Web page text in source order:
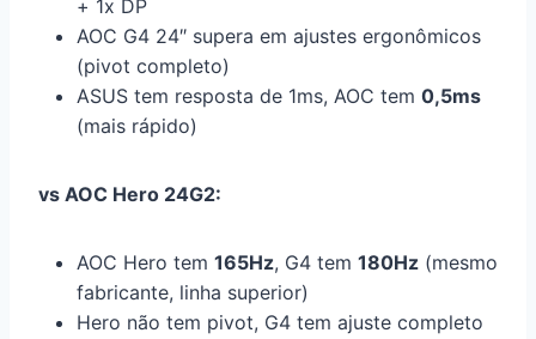
+ 1x DP
AOC G4 24″ supera em ajustes ergonômicos
(pivot completo)
ASUS tem resposta de 1ms, AOC tem 0,5ms
(mais rápido)
vs AOC Hero 24G2:
AOC Hero tem 165Hz, G4 tem 180Hz (mesmo
fabricante, linha superior)
Hero não tem pivot, G4 tem ajuste completo